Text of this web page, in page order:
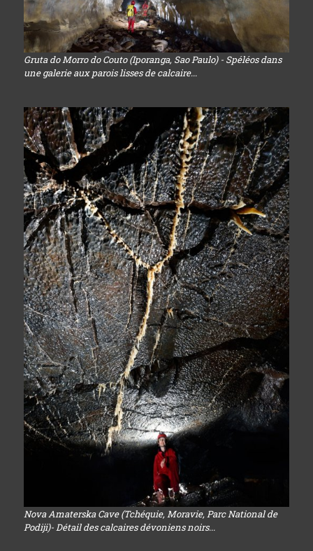
Gruta do Morro do Couto (Iporanga, Sao Paulo) - Spéléos dans
une galerie aux parois lisses de calcaire...
Nova Amaterska Cave (Tchéquie, Moravie, Parc National de
Podiji)- Détail des calcaires dévoniens noirs...